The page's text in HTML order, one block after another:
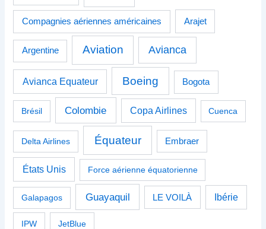
Compagnies aériennes américaines Arajet
Argentine Aviation Avianca
Avianca Equateur Boeing Bogota
Brésil Colombie Copa Airlines Cuenca
Delta Airlines Équateur Embraer
États Unis Force aérienne équatorienne
Galapagos Guayaquil LE VOILÀ Ibérie
IPW JetBlue